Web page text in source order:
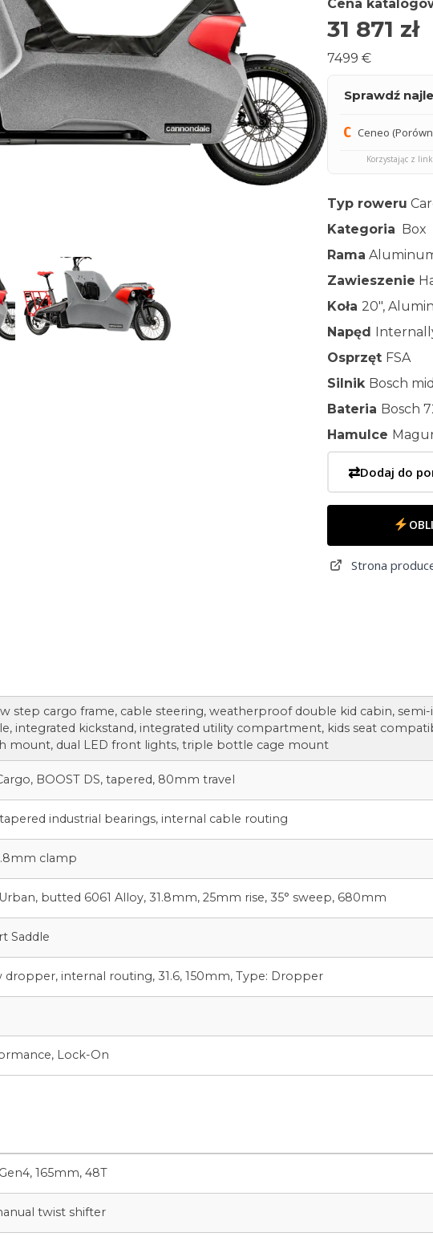
Cena
31 871 zł
7499 €
Sprawdź
Ceneo
Korzystając z
Typ roweru
Kategoria Box
Rama
Zawieszenie
Koła 20″,
Napęd
Osprzęt FSA
Silnik Bosch
Bateria Bosch
Hamulce
⇄Dodaj do
Strona
step cargo frame, cable steering, weatherproof double kid cabin,
integrated kickstand, integrated utility compartment, kids seat
mount, dual LED front lights, triple bottle cage mount
BOOST DS, tapered, 80mm travel
industrial bearings, internal cable routing
clamp
butted 6061 Alloy, 31.8mm, 25mm rise, 35° sweep, 680mm
Saddle
internal routing, 31.6, 150mm, Type: Dropper
Lock-On
165mm, 48T
twist shifter